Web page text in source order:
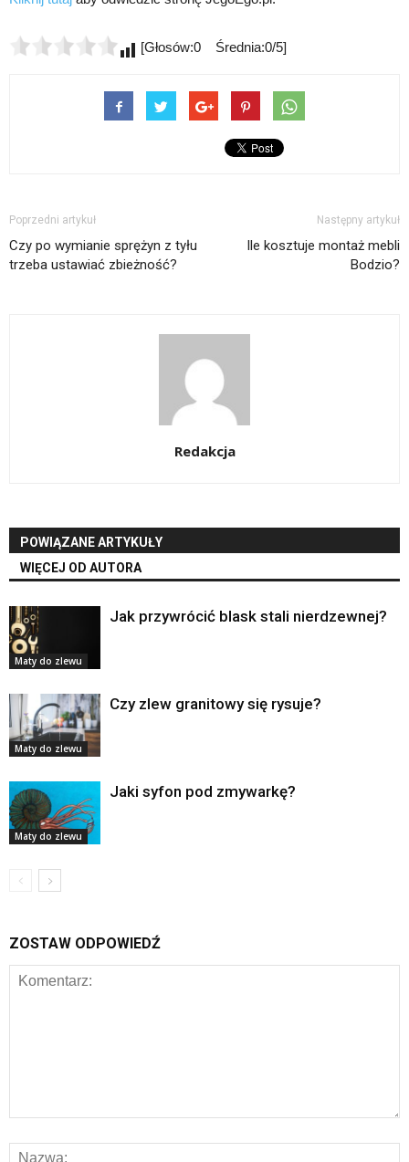
[Głosów:0 Średnia:0/5]
Poprzedni artykuł
Czy po wymianie sprężyn z tyłu
trzeba ustawiać zbieżność?
Następny artykuł
Ile kosztuje montaż mebli
Bodzio?
Redakcja
POWIĄZANE ARTYKUŁY
WIĘCEJ OD AUTORA
Maty do zlewu
Jak przywrócić blask stali nierdzewnej?
Maty do zlewu
Czy zlew granitowy się rysuje?
Maty do zlewu
Jaki syfon pod zmywarkę?
ZOSTAW ODPOWIEDŹ